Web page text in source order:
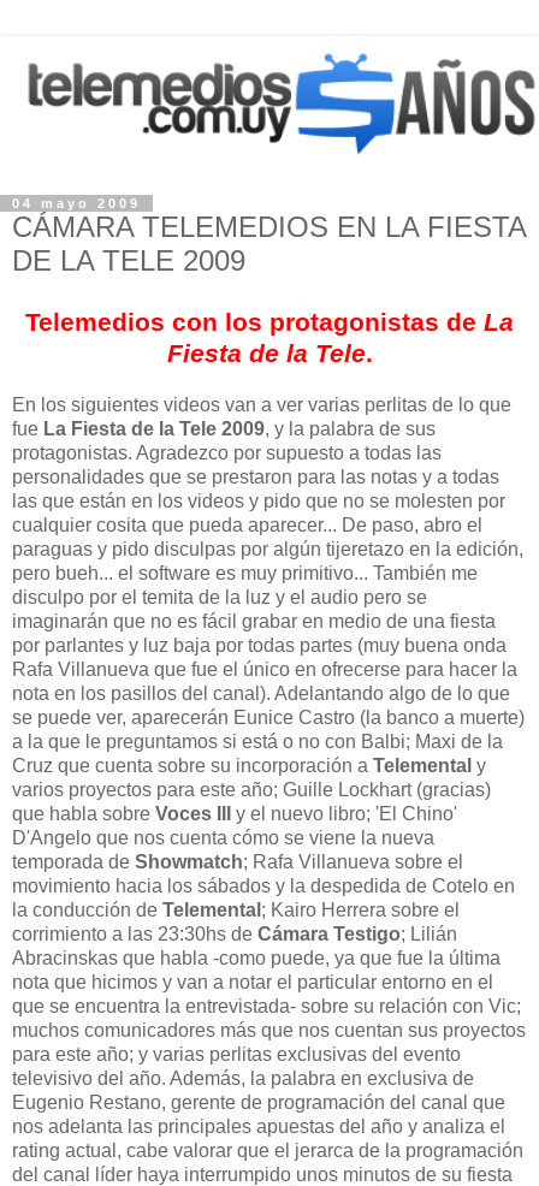
04 mayo 2009
CÁMARA TELEMEDIOS EN LA FIESTA
DE LA TELE 2009
Telemedios con los protagonistas de La
Fiesta de la Tele.
En los siguientes videos van a ver varias perlitas de lo que
fue La Fiesta de la Tele 2009, y la palabra de sus
protagonistas. Agradezco por supuesto a todas las
personalidades que se prestaron para las notas y a todas
las que están en los videos y pido que no se molesten por
cualquier cosita que pueda aparecer... De paso, abro el
paraguas y pido disculpas por algún tijeretazo en la edición,
pero bueh... el software es muy primitivo... También me
disculpo por el temita de la luz y el audio pero se
imaginarán que no es fácil grabar en medio de una fiesta
por parlantes y luz baja por todas partes (muy buena onda
Rafa Villanueva que fue el único en ofrecerse para hacer la
nota en los pasillos del canal). Adelantando algo de lo que
se puede ver, aparecerán Eunice Castro (la banco a muerte)
a la que le preguntamos si está o no con Balbi; Maxi de la
Cruz que cuenta sobre su incorporación a Telemental y
varios proyectos para este año; Guille Lockhart (gracias)
que habla sobre Voces III
y el nuevo libro; 'El Chino'
D'Angelo que nos cuenta cómo se viene la nueva
temporada de Showmatch; Rafa Villanueva sobre el
movimiento hacia los sábados y la despedida de Cotelo en
la conducción de Telemental ; Kairo Herrera sobre el
corrimiento a las 23:30hs de Cámara Testigo; Lilián
Abracinskas que habla -como puede, ya que fue la última
nota que hicimos y van a notar el particular entorno en el
que se encuentra la entrevistada- sobre su relación con Vic;
muchos comunicadores más que nos cuentan sus proyectos
para este año; y varias perlitas exclusivas del evento
televisivo del año. Además, la palabra en exclusiva de
Eugenio Restano, gerente de programación del canal que
nos adelanta las principales apuestas del año y analiza el
rating actual, cabe valorar que el jerarca de la programación
del canal líder haya interrumpido unos minutos de su fiesta